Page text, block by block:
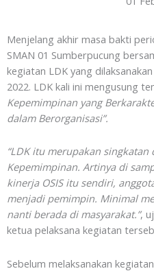
Menjelang akhir masa bakti
SMAN 01 Sumberpucung
kegiatan LDK yang
2022. LDK kali ini mengusung
Kepemimpinan yang
dalam Berorganisasi”.
“LDK itu merupakan
Kepemimpinan. Artinya di
kinerja OSIS itu sendiri,
menjadi pemimpin. Minimal
nanti berada di masyarakat.”,
ketua pelaksana kegiatan
Sebelum melaksanakan